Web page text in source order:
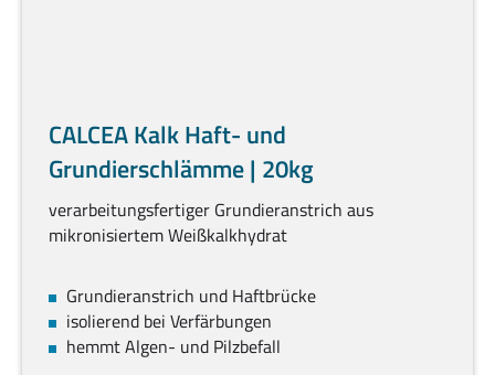
CALCEA Kalk Haft- und
Grundierschlämme | 20kg
verarbeitungsfertiger Grundieranstrich aus
mikronisiertem Weißkalkhydrat
Grundieranstrich und Haftbrücke
isolierend bei Verfärbungen
hemmt Algen- und Pilzbefall